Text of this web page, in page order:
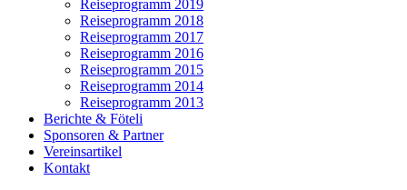
Reiseprogramm 2019
Reiseprogramm 2018
Reiseprogramm 2017
Reiseprogramm 2016
Reiseprogramm 2015
Reiseprogramm 2014
Reiseprogramm 2013
Berichte & Föteli
Sponsoren & Partner
Vereinsartikel
Kontakt